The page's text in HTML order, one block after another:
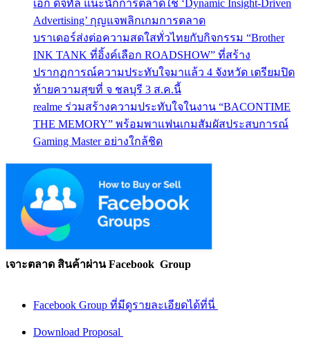
เอ้ก ดิจิทัล แนะนักการตลาดใช้ ‘Dynamic Insight-Driven
Advertising’ กุญแจพลิกเกมการตลาด
บราเดอร์ส่งต่อความสดใสทั่วไทยกับกิจกรรม “Brother
INK TANK ที่อิ้งค์เลือก ROADSHOW” ที่สร้าง
ปรากฏการณ์ความประทับใจมาแล้ว 4 จังหวัด เตรียมปิด
ท้ายความสุขที่ จ ชลบุรี 3 ส.ค.นี้
realme ร่วมสร้างความประทับใจในงาน “BACONTIME
THE MEMORY” พร้อมพาแฟนเกมสัมผัสประสบการณ์
Gaming Master อย่างใกล้ชิด
เจาะตลาด สินค้าผ่าน Facebook Group
Facebook Group ที่มีดูรายละเอียดได้ที่นี่
Download Proposal